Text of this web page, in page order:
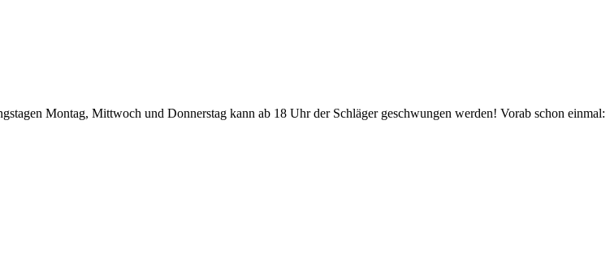
Montag, Mittwoch und Donnerstag kann ab 18 Uhr der Schläger geschwungen werden! Vorab schon einmal: